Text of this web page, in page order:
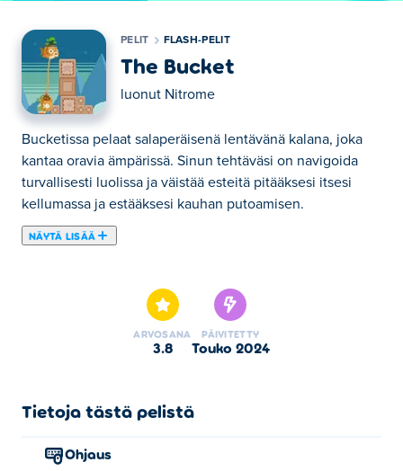
PELIT FLASH-PELIT
The Bucket
luonut Nitrome
Bucketissa pelaat salaperäisenä lentävänä kalana, joka
kantaa oravia ämpärissä. Sinun tehtäväsi on navigoida
turvallisesti luolissa ja väistää esteitä pitääksesi itsesi
kellumassa ja estääksesi kauhan putoamisen.
NÄYTÄ LISÄÄ
turvallisesti luolissa ja väistää esteitä pitääksesi itsesi
kellumassa ja estääksesi kauhan putoamisen. Tämä
klassinen Flash-peli on nyt taas HTML 5:ssä, joten voit
Kuinka pelata Bucketia?
Napsauta ja vedä ympäriinsä siirtääksesi kalaa!
ARVOSANA
3.8
PÄIVITETTY
touko 2024
Tietoja tästä pelistä
Ohjaus